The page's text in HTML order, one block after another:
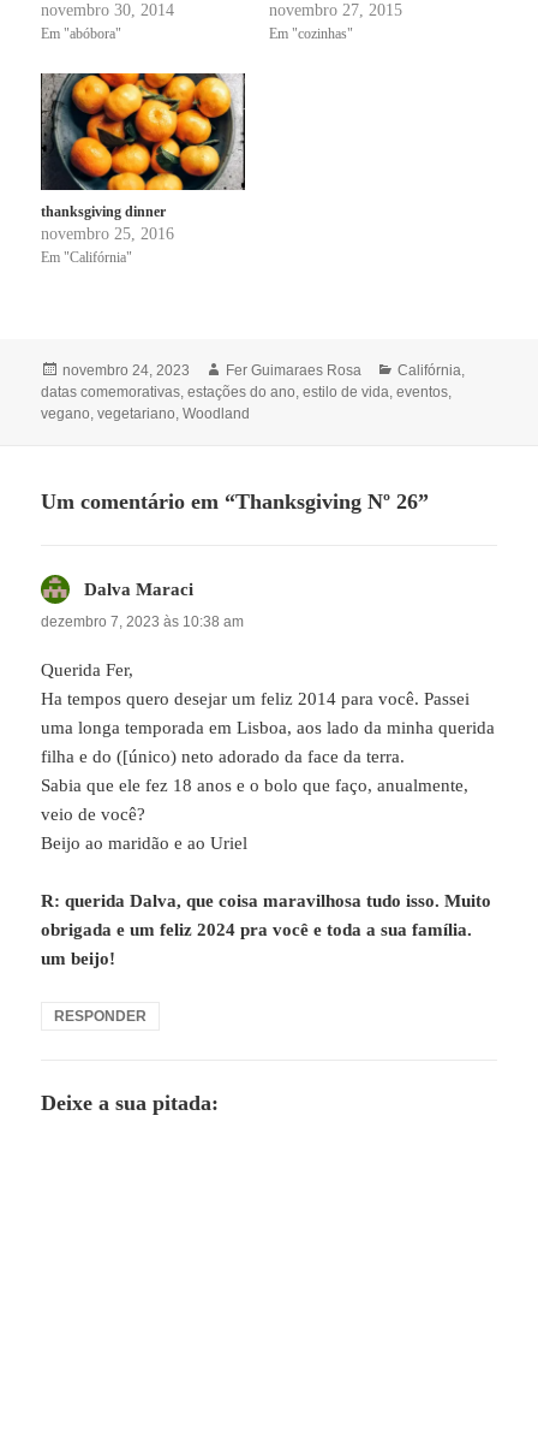
novembro 30, 2014
Em "abóbora"
novembro 27, 2015
Em "cozinhas"
thanksgiving dinner
novembro 25, 2016
Em "Califórnia"
Publicado
em
novembro 24, 2023 Autor
Fer Guimaraes Rosa Categorias
Califórnia,
datas comemorativas,estações do ano,estilo de vida,eventos,
vegano,vegetariano,Woodland
Um comentário em “Thanksgiving Nº 26”
Dalva Maraci
dezembro 7, 2023 às 10:38 am
Querida Fer,
Ha tempos quero desejar um feliz 2014 para você. Passei
uma longa temporada em Lisboa, aos lado da minha querida
filha e do ([único) neto adorado da face da terra.
Sabia que ele fez 18 anos e o bolo que faço, anualmente,
veio de você?
Beijo ao maridão e ao Uriel
R: querida Dalva, que coisa maravilhosa tudo isso. Muito
obrigada e um feliz 2024 pra você e toda a sua família.
um beijo!
RESPONDER
Deixe a sua pitada: